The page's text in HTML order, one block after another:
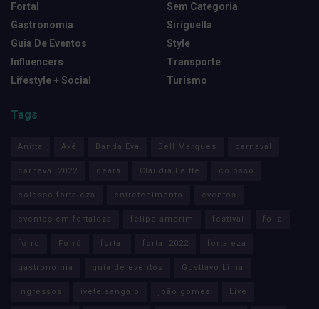
Fortal
Gastronomia
Guia De Eventos
Influencers
Lifestyle + Social
Sem Categoria
Siriguella
Style
Transporte
Turismo
Tags
Anitta Axé Banda Eva Bell Marques carnaval
carnaval 2022 ceará Claudia Leitte colosso
colosso fortaleza entretenimento eventos
eventos em fortaleza felipe amorim festival folia
forro Forró fortal fortal 2022 fortaleza
gastronomia guia de eventos Gusttavo Lima
ingressos ivete sangalo joão gomes Live